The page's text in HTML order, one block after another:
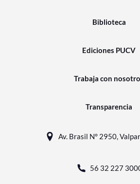
Biblioteca
Ediciones PUCV
Trabaja con
Transparencia
Av. Brasil N° 2950,
56 32 227